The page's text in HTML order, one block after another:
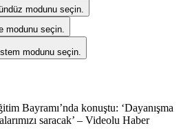
modunu seçin.
modunu seçin.
modunu seçin.
Bayramı’nda konuştu: ‘Dayanışma
saracak’ – Videolu Haber